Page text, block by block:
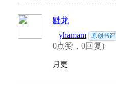
黜龙
yhamam 原创书评
0点赞，0回复)
月更